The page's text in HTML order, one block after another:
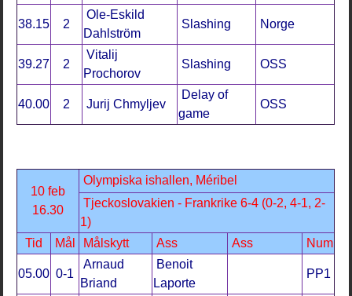
38.15 2
Ole-Eskild
Dahlström
Slashing Norge
39.27 2
Vitalij
Prochorov
Slashing OSS
40.00 2 Jurij Chmyljev
Delay of
game
OSS
10 feb
16.30
Olympiska ishallen, Méribel
Tjeckoslovakien - Frankrike 6-4 (0-2, 4-1, 2-
1)
Tid
Mål Målskytt Ass Ass Num
05.00 0-1
Arnaud
Briand
Benoit
Laporte
PP1